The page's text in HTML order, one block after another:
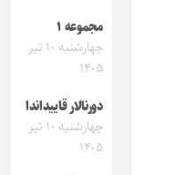
مجموعه ۱
چهارشنبه ۱۰ تیر
۱۴۰۵
دورنالار قاییداندا
چهارشنبه ۱۰ تیر
۱۴۰۵